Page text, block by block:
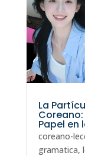
La
Coreano:
Papel en
coreano-
gramatica,